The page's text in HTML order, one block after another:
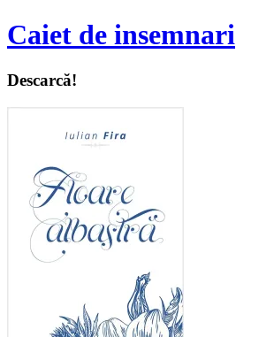
Caiet de insemnari
Descarcă!